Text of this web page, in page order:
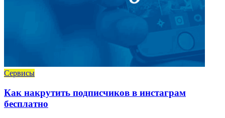
Сервисы
Как накрутить подписчиков в инстаграм
бесплатно